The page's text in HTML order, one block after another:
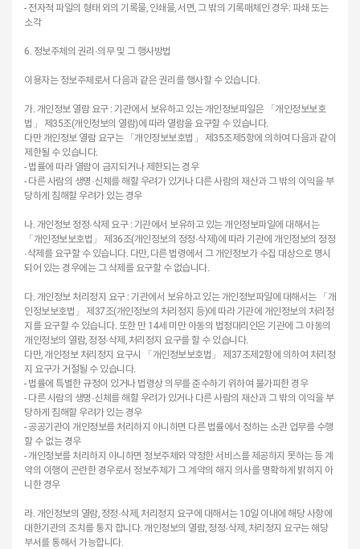
- 전자적 파일의 형태 외의 기록물, 인쇄물, 서면, 그 밖의 기록매체인 경우: 파쇄 또는
소각
6. 정보주체의 권리·의무 및 그 행사방법
이용자는 정보주체로서 다음과 같은 권리를 행사할 수 있습니다.
가. 개인정보 열람 요구 : 기관에서 보유하고 있는 개인정보파일은 「개인정보보호
법」 제35조(개인정보의 열람)에 따라 열람을 요구할 수 있습니다.
다만 개인정보 열람 요구는 「개인정보보호법」 제35조제5항에 의하여 다음과 같이
제한될 수 있습니다.
- 법률에 따라 열람이 금지되거나 제한되는 경우
- 다른 사람의 생명·신체를 해할 우려가 있거나 다른 사람의 재산과 그 밖의 이익을 부
당하게 침해할 우려가 있는 경우
나. 개인정보 정정·삭제 요구 : 기관에서 보유하고 있는 개인정보파일에 대해서는
「개인정보보호법」 제36조(개인정보의 정정·삭제)에 따라 기관에 개인정보의 정정
·삭제를 요구할 수 있습니다. 다만, 다른 법령에서 그 개인정보가 수집 대상으로 명시
되어 있는 경우에는 그 삭제를 요구할 수 없습니다.
다. 개인정보 처리정지 요구 : 기관에서 보유하고 있는 개인정보파일에 대해서는 「개
인정보보호법」 제37조(개인정보의 처리정지 등)에 따라 기관에 개인정보의 처리정
지를 요구할 수 있습니다. 또한 만 14세 미만 아동의 법정대리인은 기관에 그 아동의
개인정보의 열람, 정정·삭제, 처리정지 요구를 할 수 있습니다.
다만, 개인정보 처리정지 요구시 「개인정보보호법」 제37조제2항에 의하여 처리정
지 요구가 거절될 수 있습니다.
- 법률에 특별한 규정이 있거나 법령상 의무를 준수하기 위하여 불가피한 경우
- 다른 사람의 생명·신체를 해할 우려가 있거나 다른 사람의 재산과 그 밖의 이익을 부
당하게 침해할 우려가 있는 경우
- 공공기관이 개인정보를 처리하지 아니하면 다른 법률에서 정하는 소관 업무를 수행
할 수 없는 경우
- 개인정보를 처리하지 아니하면 정보주체와 약정한 서비스를 제공하지 못하는 등 계
약의 이행이 곤란한 경우로서 정보주체가 그 계약의 해지 의사를 명확하게 밝히지 아
니한 경우
라. 개인정보의 열람, 정정·삭제, 처리정지 요구에 대해서는 10일 이내에 해당 사항에
대한기관의 조치를 통지 합니다. 개인정보의 열람, 정정·삭제, 처리정지 요구는 해당
부서를 통해서 가능합니다.